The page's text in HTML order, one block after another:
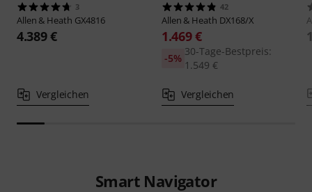
3
Allen & Heath GX4816
4.389 €
Vergleichen
42
Allen & Heath DX168/X
1.469 €
30-Tage-Bestpreis:
1.549 €
-5%
Vergleichen
Smart Navigator